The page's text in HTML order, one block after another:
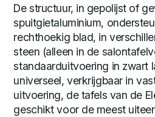
De structuur, in gepolijst of
spuitgietaluminium,
rechthoekig blad, in
steen (alleen in de
standaarduitvoering in zwart
universeel, verkrijgbaar in
uitvoering, de tafels van de
geschikt voor de meest